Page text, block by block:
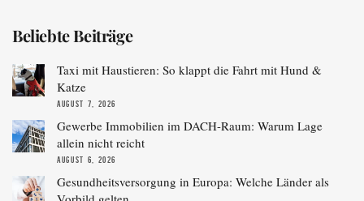
Beliebte Beiträge
Taxi mit Haustieren: So klappt die Fahrt mit Hund &
Katze
AUGUST 7, 2026
Gewerbe Immobilien im DACH-Raum: Warum Lage
allein nicht reicht
AUGUST 6, 2026
Gesundheitsversorgung in Europa: Welche Länder als